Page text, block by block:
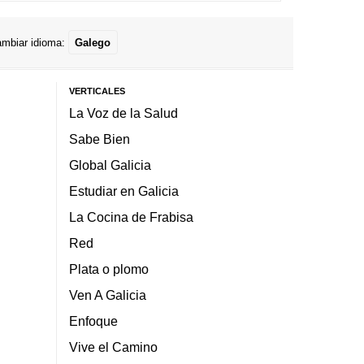
idioma: Galego
VERTICALES
La Voz de la Salud
Sabe Bien
Global Galicia
Estudiar en Galicia
La Cocina de Frabisa
Red
Plata o plomo
Ven A Galicia
Enfoque
Vive el Camino